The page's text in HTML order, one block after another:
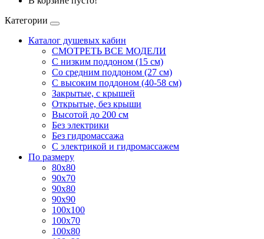
Категории
Каталог душевых кабин
СМОТРЕТЬ ВСЕ МОДЕЛИ
С низким поддоном (15 см)
Со средним поддоном (27 см)
С высоким поддоном (40-58 см)
Закрытые, с крышей
Открытые, без крыши
Высотой до 200 см
Без электрики
Без гидромассажа
С электрикой и гидромассажем
По размеру
80x80
90x70
90x80
90x90
100x100
100x70
100x80